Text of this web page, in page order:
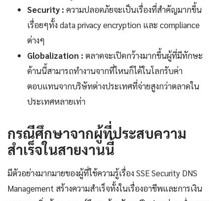
Security : ความปลอดภัยจะเป็นเรื่องที่สำคัญมากขึ้น
เรื่อยๆทั้ง data privacy encryption และ compliance
ต่างๆ
Globalization : ตลาดจะเปิดกว้างมากขึ้นผู้ที่มีทักษะ
ด้านนี้สามารถทำงานจากที่ไหนก็ได้ในโลกรับค่า
ตอบแทนจากบริษัทต่างประเทศที่จ่ายสูงกว่าตลาดใน
ประเทศหลายเท่า
กรณีศึกษาจากผู้ที่ประสบความ
สำเร็จในสายงานนี้
มีตัวอย่างมากมายของผู้ที่ใช้ความรู้เรื่อง SSE Security DNS
Management สร้างความสำเร็จทั้งในเรื่องอาชีพและการเงิน